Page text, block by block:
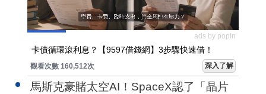
ads by popIn
卡債循環滾利息？【9597借錢網】3步驟快速借！
觀看次數 160,512次 深入了解
馬斯克豪賭太空AI！SpaceX認了「晶片